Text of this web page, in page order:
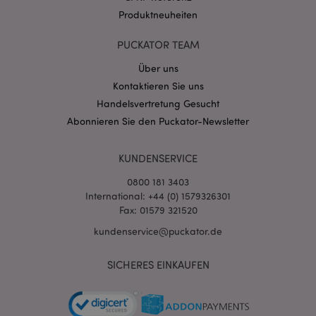
Produktneuheiten
PUCKATOR TEAM
Über uns
Kontaktieren Sie uns
Handelsvertretung Gesucht
Abonnieren Sie den Puckator-Newsletter
KUNDENSERVICE
0800 181 3403
International: +44 (0) 1579326301
Fax: 01579 321520
kundenservice@puckator.de
SICHERES EINKAUFEN
invalidation
www.puckator.de
Datenschutzbestimmungen von Google